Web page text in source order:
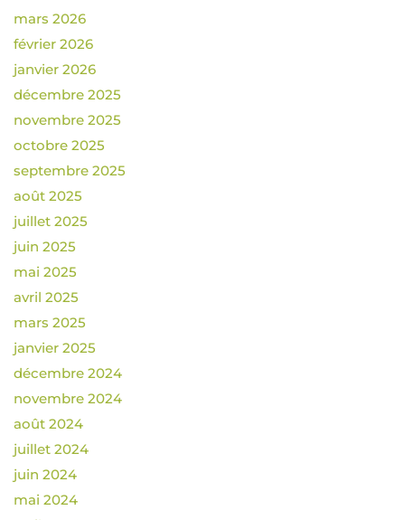
mars 2026
février 2026
janvier 2026
décembre 2025
novembre 2025
octobre 2025
septembre 2025
août 2025
juillet 2025
juin 2025
mai 2025
avril 2025
mars 2025
janvier 2025
décembre 2024
novembre 2024
août 2024
juillet 2024
juin 2024
mai 2024